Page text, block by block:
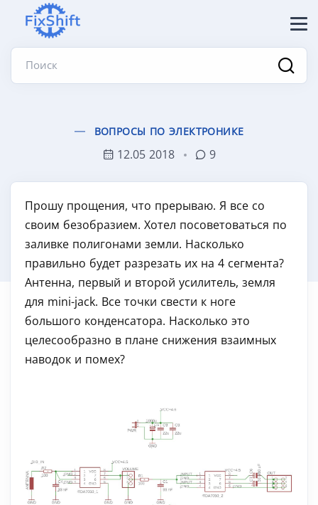
Поиск
ВОПРОСЫ ПО ЭЛЕКТРОНИКЕ
12.05 2018 9
Прошу прощения, что прерываю. Я все со
своим безобразием. Хотел посоветоваться по
заливке полигонами земли. Насколько
правильно будет разрезать их на 4 сегмента?
Антенна, первый и второй усилитель, земля
для mini-jack. Все точки свести к ноге
большого конденсатора. Насколько это
целесообразно в плане снижения взаимных
наводок и помех?